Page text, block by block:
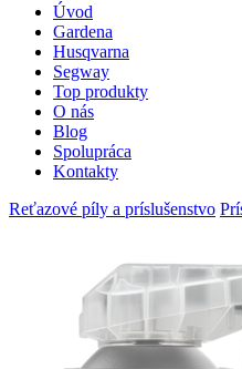
Úvod
Gardena
Husqvarna
Segway
Top produkty
O nás
Blog
Spolupráca
Kontakty
Reťazové píly a príslušenstvo